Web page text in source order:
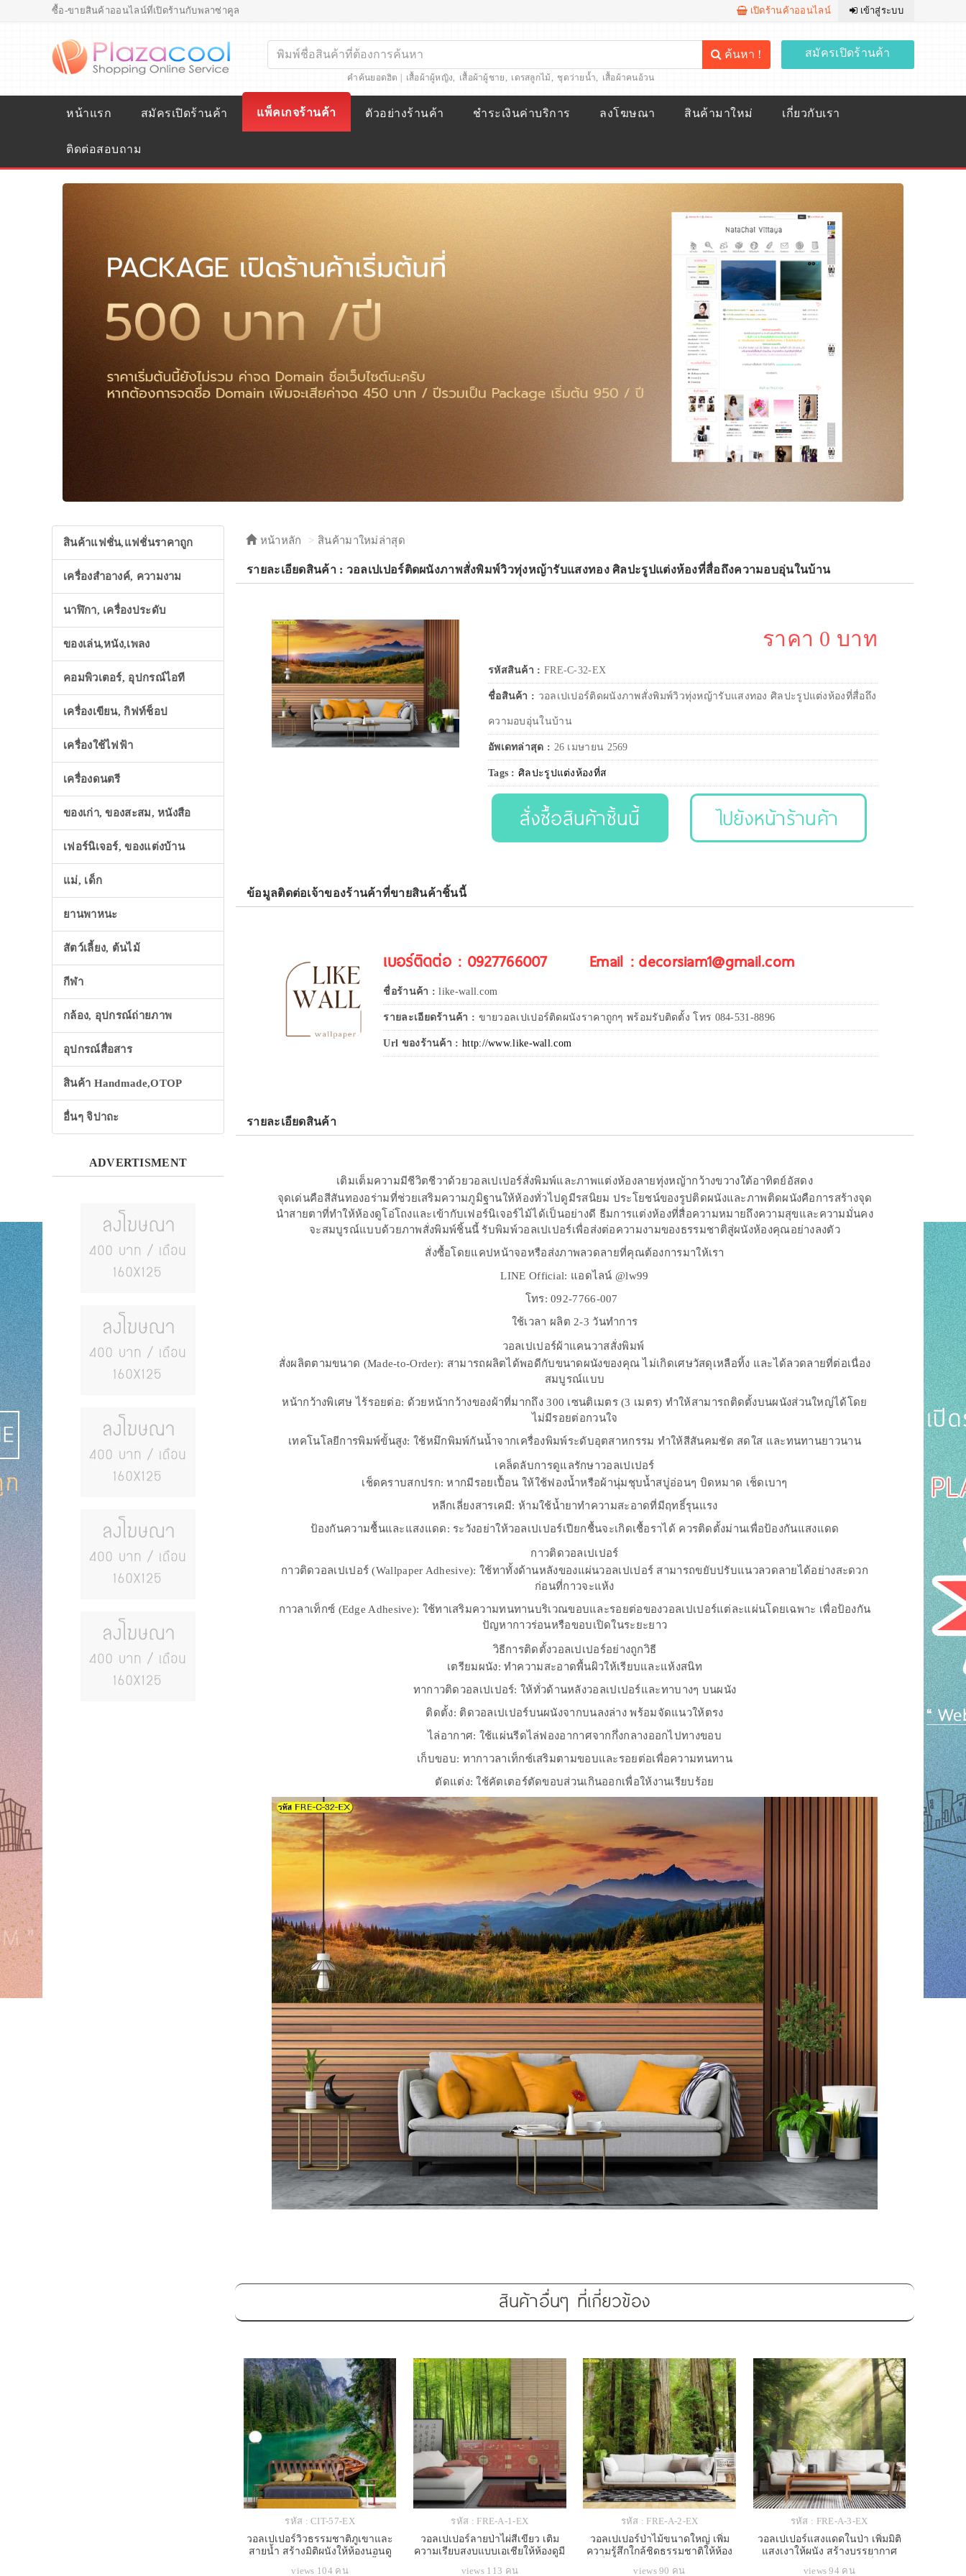
ซื้อ-ขายสินค้าออนไลน์ที่เปิดร้านกับพลาซ่าคูล เปิดร้านค้าออนไลน์ เข้าสู่ระบบ
ค้นหา !
คำค้นยอดฮิต | เสื้อผ้าผู้หญิง, เสื้อผ้าผู้ชาย, เดรสลูกไม้, ชุดว่ายน้ำ, เสื้อผ้าคนอ้วน
สมัครเปิดร้านค้า
หน้าแรก สมัครเปิดร้านค้า แพ็คเกจร้านค้า ตัวอย่างร้านค้า ชำระเงินค่าบริการ ลงโฆษณา สินค้ามาใหม่ เกี่ยวกับเรา
ติดต่อสอบถาม
สินค้าแฟชั่น,แฟชั่นราคาถูก
เครื่องสำอางค์, ความงาม
นาฬิกา, เครื่องประดับ
ของเล่น,หนัง,เพลง
คอมพิวเตอร์, อุปกรณ์ไอที
เครื่องเขียน, กิฟท์ช็อป
เครื่องใช้ไฟฟ้า
เครื่องดนตรี
ของเก่า, ของสะสม, หนังสือ
เฟอร์นิเจอร์, ของแต่งบ้าน
แม่, เด็ก
ยานพาหนะ
สัตว์เลี้ยง, ต้นไม้
กีฬา
กล้อง, อุปกรณ์ถ่ายภาพ
อุปกรณ์สื่อสาร
สินค้า Handmade,OTOP
อื่นๆ จิปาถะ
ADVERTISMENT
หน้าหลัก สินค้ามาใหม่ล่าสุด
รายละเอียดสินค้า : วอลเปเปอร์ติดผนังภาพสั่งพิมพ์วิวทุ่งหญ้ารับแสงทอง ศิลปะรูปแต่งห้องที่สื่อถึงความอบอุ่นในบ้าน
ราคา 0 บาท
รหัสสินค้า : FRE-C-32-EX
ชื่อสินค้า : วอลเปเปอร์ติดผนังภาพสั่งพิมพ์วิวทุ่งหญ้ารับแสงทอง ศิลปะรูปแต่งห้องที่สื่อถึง
ความอบอุ่นในบ้าน
อัพเดทล่าสุด : 26 เมษายน 2569
Tags :ศิลปะรูปแต่งห้องที่ส
สั่งซื้อสินค้าชิ้นนี้ ไปยังหน้าร้านค้า
ข้อมูลติดต่อเจ้าของร้านค้าที่ขายสินค้าชิ้นนี้
เบอร์ติดต่อ : 0927766007 Email : decorsiam1@gmail.com
ชื่อร้านค้า :like-wall.com
รายละเอียดร้านค้า : ขายวอลเปเปอร์ติดผนังราคาถูกๆ พร้อมรับติดตั้ง โทร 084-531-8896
Url ของร้านค้า : http://www.like-wall.com
รายละเอียดสินค้า
เติมเต็มความมีชีวิตชีวาด้วยวอลเปเปอร์สั่งพิมพ์และภาพแต่งห้องลายทุ่งหญ้ากว้างขวางใต้อาทิตย์อัสดง
จุดเด่นคือสีสันทองอร่ามที่ช่วยเสริมความภูมิฐานให้ห้องทั่วไปดูมีรสนิยม ประโยชน์ของรูปติดผนังและภาพติดผนังคือการสร้างจุด
นำสายตาที่ทำให้ห้องดูโอ่โถงและเข้ากับเฟอร์นิเจอร์ไม้ได้เป็นอย่างดี ธีมการแต่งห้องที่สื่อความหมายถึงความสุขและความมั่นคง
จะสมบูรณ์แบบด้วยภาพสั่งพิมพ์ชิ้นนี้ รับพิมพ์วอลเปเปอร์เพื่อส่งต่อความงามของธรรมชาติสู่ผนังห้องคุณอย่างลงตัว
สั่งซื้อโดยแคปหน้าจอหรือส่งภาพลวดลายที่คุณต้องการมาให้เรา
LINE Official: แอดไลน์ @lw99
โทร: 092-7766-007
ใช้เวลา ผลิต 2-3 วันทำการ
วอลเปเปอร์ผ้าแคนวาสสั่งพิมพ์
สั่งผลิตตามขนาด (Made-to-Order): สามารถผลิตได้พอดีกับขนาดผนังของคุณ ไม่เกิดเศษวัสดุเหลือทิ้ง และได้ลวดลายที่ต่อเนื่อง
สมบูรณ์แบบ
หน้ากว้างพิเศษ ไร้รอยต่อ: ด้วยหน้ากว้างของผ้าที่มากถึง 300 เซนติเมตร (3 เมตร) ทำให้สามารถติดตั้งบนผนังส่วนใหญ่ได้โดย
ไม่มีรอยต่อกวนใจ
เทคโนโลยีการพิมพ์ขั้นสูง: ใช้หมึกพิมพ์กันน้ำจากเครื่องพิมพ์ระดับอุตสาหกรรม ทำให้สีสันคมชัด สดใส และทนทานยาวนาน
เคล็ดลับการดูแลรักษาวอลเปเปอร์
เช็ดคราบสกปรก: หากมีรอยเปื้อน ให้ใช้ฟองน้ำหรือผ้านุ่มชุบน้ำสบู่อ่อนๆ บิดหมาด เช็ดเบาๆ
หลีกเลี่ยงสารเคมี: ห้ามใช้น้ำยาทำความสะอาดที่มีฤทธิ์รุนแรง
ป้องกันความชื้นและแสงแดด: ระวังอย่าให้วอลเปเปอร์เปียกชื้นจะเกิดเชื้อราได้ ควรติดตั้งม่านเพื่อป้องกันแสงแดด
กาวติดวอลเปเปอร์
กาวติดวอลเปเปอร์ (Wallpaper Adhesive): ใช้ทาทั้งด้านหลังของแผ่นวอลเปเปอร์ สามารถขยับปรับแนวลวดลายได้อย่างสะดวก
ก่อนที่กาวจะแห้ง
กาวลาเท็กซ์ (Edge Adhesive): ใช้ทาเสริมความทนทานบริเวณขอบและรอยต่อของวอลเปเปอร์แต่ละแผ่นโดยเฉพาะ เพื่อป้องกัน
ปัญหากาวร่อนหรือขอบเปิดในระยะยาว
วิธีการติดตั้งวอลเปเปอร์อย่างถูกวิธี
เตรียมผนัง: ทำความสะอาดพื้นผิวให้เรียบและแห้งสนิท
ทากาวติดวอลเปเปอร์: ให้ทั่วด้านหลังวอลเปเปอร์และทาบางๆ บนผนัง
ติดตั้ง: ติดวอลเปเปอร์บนผนังจากบนลงล่าง พร้อมจัดแนวให้ตรง
ไล่อากาศ: ใช้แผ่นรีดไล่ฟองอากาศจากกึ่งกลางออกไปทางขอบ
เก็บขอบ: ทากาวลาเท็กซ์เสริมตามขอบและรอยต่อเพื่อความทนทาน
ตัดแต่ง: ใช้คัตเตอร์ตัดขอบส่วนเกินออกเพื่อให้งานเรียบร้อย
สินค้าอื่นๆ ที่เกี่ยวข้อง
รหัส : CIT-57-EX
วอลเปเปอร์วิวธรรมชาติภูเขาและ
สายน้ำ สร้างมิติผนังให้ห้องนอนดู
views 104 คน
รหัส : FRE-A-1-EX
วอลเปเปอร์ลายป่าไผ่สีเขียว เติม
ความเรียบสงบแบบเอเชียให้ห้องดูมี
views 113 คน
รหัส : FRE-A-2-EX
วอลเปเปอร์ป่าไม้ขนาดใหญ่ เพิ่ม
ความรู้สึกใกล้ชิดธรรมชาติให้ห้อง
views 90 คน
รหัส : FRE-A-3-EX
วอลเปเปอร์แสงแดดในป่า เพิ่มมิติ
แสงเงาให้ผนัง สร้างบรรยากาศ
views 94 คน